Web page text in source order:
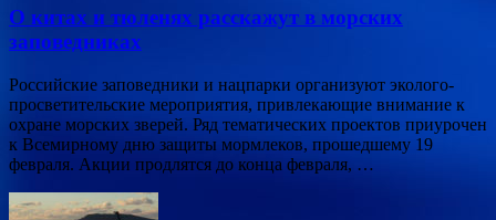
О китах и тюленях расскажут в морских
заповедниках
Российские заповедники и нацпарки организуют эколого-
просветительские мероприятия, привлекающие внимание к
охране морских зверей. Ряд тематических проектов приурочен
к Всемирному дню защиты мормлеков, прошедшему 19
февраля. Акции продлятся до конца февраля, …